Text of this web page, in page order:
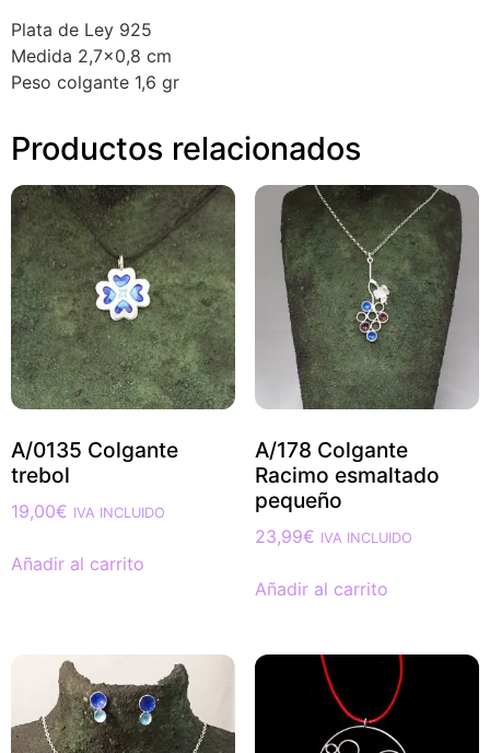
Plata de Ley 925
Medida 2,7×0,8 cm
Peso colgante 1,6 gr
Productos relacionados
A/0135 Colgante
trebol
19,00€ IVA INCLUIDO
Añadir al carrito
A/178 Colgante
Racimo esmaltado
pequeño
23,99€ IVA INCLUIDO
Añadir al carrito